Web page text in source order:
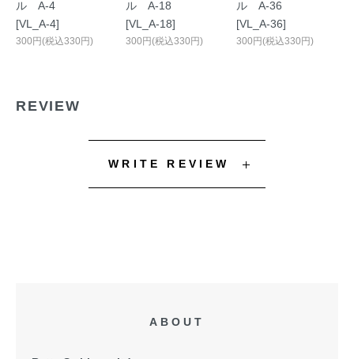
ル A-4
[VL_A-4]
300円(税込330円)
ル A-18
[VL_A-18]
300円(税込330円)
ル A-36
[VL_A-36]
300円(税込330円)
REVIEW
WRITE REVIEW
ABOUT